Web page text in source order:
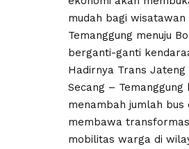
mudah bagi
Temanggung menuju
berganti-ganti
Hadirnya Trans
Secang –
menambah jumlah bus
membawa
mobilitas warga di